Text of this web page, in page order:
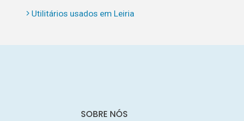
Utilitários usados em Leiria
SOBRE NÓS